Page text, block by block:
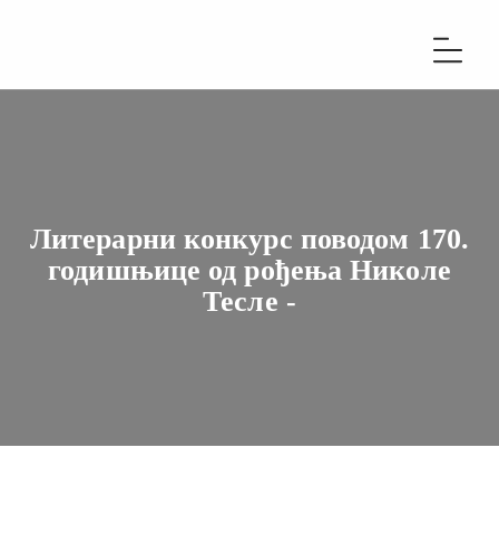
Литерарни конкурс поводом 170.
годишњице од рођења Николе
Тесле -